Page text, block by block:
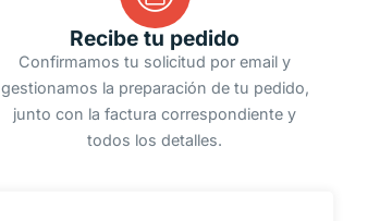
Recibe tu pedido
Confirmamos tu solicitud por email y
gestionamos la preparación de tu pedido,
junto con la factura correspondiente y
todos los detalles.